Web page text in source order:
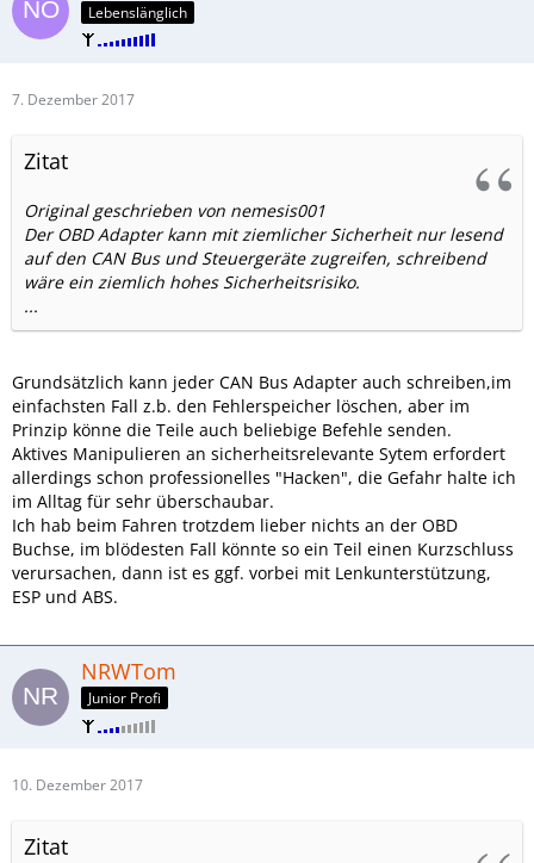
Lebenslänglich
7. Dezember 2017
Zitat
Original geschrieben von nemesis001
Der OBD Adapter kann mit ziemlicher Sicherheit nur lesend
auf den CAN Bus und Steuergeräte zugreifen, schreibend
wäre ein ziemlich hohes Sicherheitsrisiko.
...
Grundsätzlich kann jeder CAN Bus Adapter auch schreiben,im
einfachsten Fall z.b. den Fehlerspeicher löschen, aber im
Prinzip könne die Teile auch beliebige Befehle senden.
Aktives Manipulieren an sicherheitsrelevante Sytem erfordert
allerdings schon professionelles "Hacken", die Gefahr halte ich
im Alltag für sehr überschaubar.
Ich hab beim Fahren trotzdem lieber nichts an der OBD
Buchse, im blödesten Fall könnte so ein Teil einen Kurzschluss
verursachen, dann ist es ggf. vorbei mit Lenkunterstützung,
ESP und ABS.
NRWTom
Junior Profi
10. Dezember 2017
Zitat